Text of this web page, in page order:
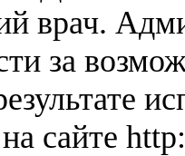
врач.
за
сайте